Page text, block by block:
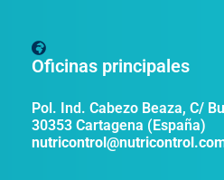
Oficinas principales
Pol. Ind. Cabezo Beaza, C/
30353 Cartagena (España)